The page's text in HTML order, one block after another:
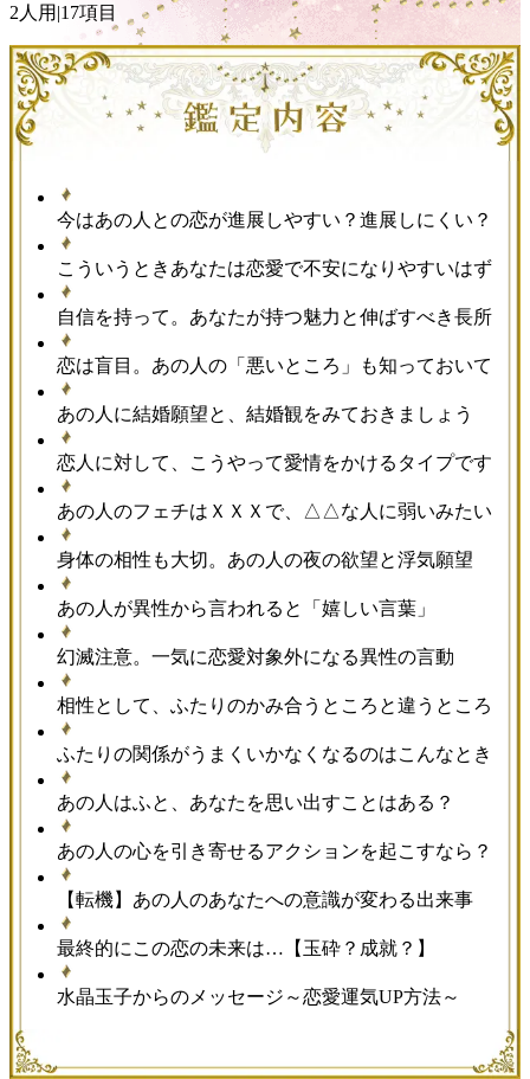
2人用 |17項目
今はあの人との恋が進展しやすい？進展しにくい？
こういうときあなたは恋愛で不安になりやすいはず
自信を持って。あなたが持つ魅力と伸ばすべき長所
恋は盲目。あの人の「悪いところ」も知っておいて
あの人に結婚願望と、結婚観をみておきましょう
恋人に対して、こうやって愛情をかけるタイプです
あの人のフェチはＸＸＸで、△△な人に弱いみたい
身体の相性も大切。あの人の夜の欲望と浮気願望
あの人が異性から言われると「嬉しい言葉」
幻滅注意。一気に恋愛対象外になる異性の言動
相性として、ふたりのかみ合うところと違うところ
ふたりの関係がうまくいかなくなるのはこんなとき
あの人はふと、あなたを思い出すことはある？
あの人の心を引き寄せるアクションを起こすなら？
【転機】あの人のあなたへの意識が変わる出来事
最終的にこの恋の未来は…【玉砕？成就？】
水晶玉子からのメッセージ～恋愛運気UP方法～